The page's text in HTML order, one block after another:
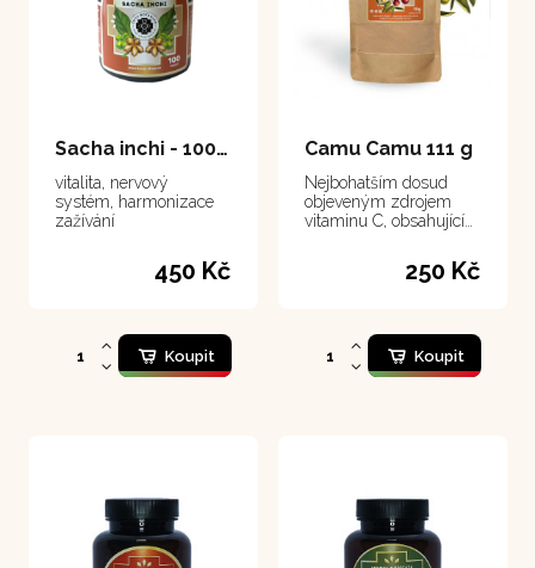
Sacha inchi - 100 kapslí
vitalita, nervový
systém, harmonizace
zažívání
450 Kč
Koupit
Camu Camu 111 g
Nejbohatším dosud
objeveným zdrojem
vitaminu C, obsahující
250 Kč
Koupit